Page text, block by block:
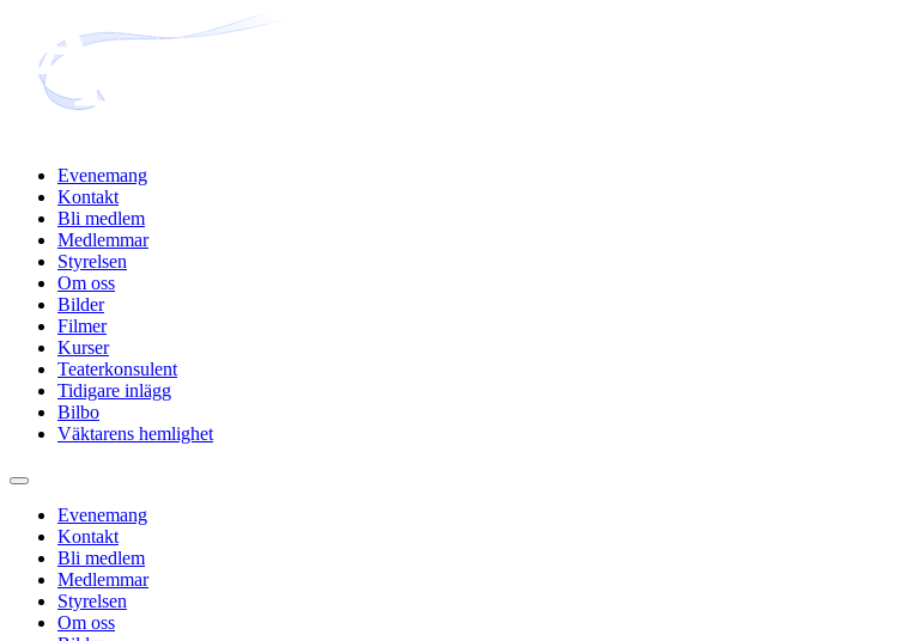
innehåll
Evenemang
Kontakt
Bli medlem
Medlemmar
Styrelsen
Om oss
Bilder
Filmer
Kurser
Teaterkonsulent
Tidigare inlägg
Bilbo
Väktarens hemlighet
Evenemang
Kontakt
Bli medlem
Medlemmar
Styrelsen
Om oss